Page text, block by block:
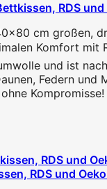
RDS
cm großen,
Komfort mit
und ist
Federn und
Kompromisse!
RDS und